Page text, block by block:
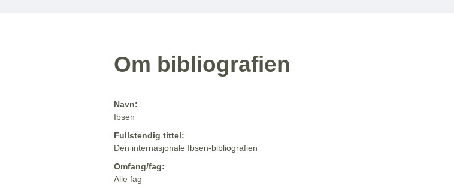
Om bibliografien
Navn:
Ibsen
Fullstendig tittel:
Den internasjonale Ibsen-bibliografien
Omfang/fag:
Alle fag